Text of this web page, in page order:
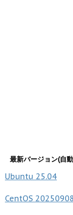
最新バージョン(自
Ubuntu 25.04
CentOS